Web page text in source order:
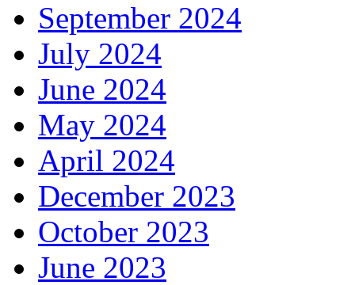
September 2024
July 2024
June 2024
May 2024
April 2024
December 2023
October 2023
June 2023